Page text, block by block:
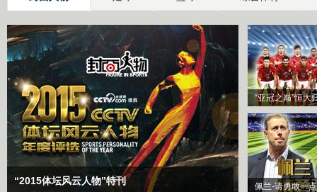
“2015体坛风云人物”特刊
“亚冠之巅”恒大
佩兰-请勇敢一点